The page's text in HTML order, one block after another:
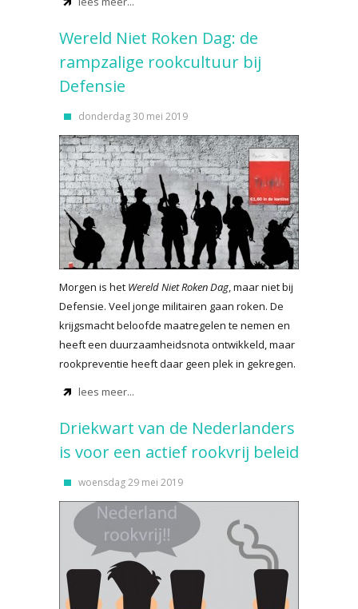
Wereld Niet Roken Dag: de
rampzalige rookcultuur bij
Defensie
donderdag 30 mei 2019
Morgen is het Wereld Niet Roken Dag, maar niet bij
Defensie. Veel jonge militairen gaan roken. De
krijgsmacht beloofde maatregelen te nemen en
heeft een duurzaamheidsnota ontwikkeld, maar
rookpreventie heeft daar geen plek in gekregen.
lees meer...
Driekwart van de Nederlanders
is voor een actief rookvrij beleid
woensdag 29 mei 2019